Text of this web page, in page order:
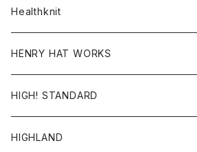
コート
パンツ
Healthknit
HENRY HAT WORKS
帽子
HIGH! STANDARD
アウター
HIGHLAND